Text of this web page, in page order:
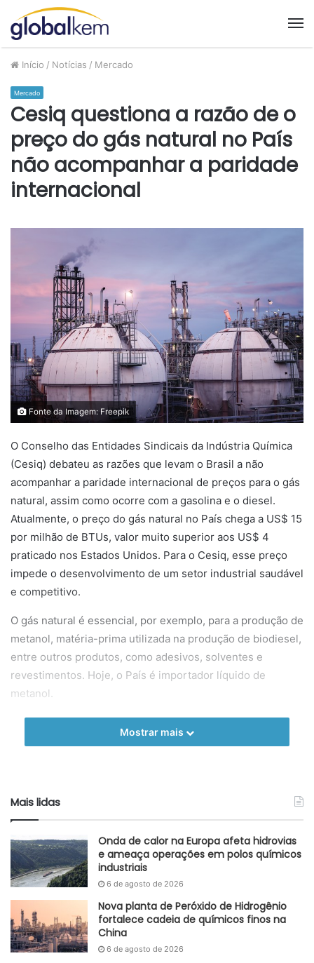
Início / Notícias / Mercado
Mercado
Cesiq questiona a razão de o
preço do gás natural no País
não acompanhar a paridade
internacional
Fonte da Imagem: Freepik
O Conselho das Entidades Sindicais da Indústria Química
(Cesiq) debateu as razões que levam o Brasil a não
acompanhar a paridade internacional de preços para o gás
natural, assim como ocorre com a gasolina e o diesel.
Atualmente, o preço do gás natural no País chega a US$ 15
por milhão de BTUs, valor muito superior aos US$ 4
praticado nos Estados Unidos. Para o Cesiq, esse preço
impede o desenvolvimento de um setor industrial saudável
e competitivo.
O gás natural é essencial, por exemplo, para a produção de
metanol, matéria-prima utilizada na produção de biodiesel,
entre outros produtos, como adesivos, solventes e
revestimentos. Hoje, o País é importador líquido de
metanol.
Na opinião do Conselho, o gás natural, por sua importância
para a economia, deveria figurar com destaque em uma
e não para a geração de energia elétrica ou reinjeção em
Fonte Sinproquim
Etiquetas economia gás natural
Mostrar mais
Mais lidas
Onda de calor na Europa afeta hidrovias
e ameaça operações em polos químicos
industriais
6 de agosto de 2026
Nova planta de Peróxido de Hidrogênio
fortalece cadeia de químicos finos na
China
6 de agosto de 2026